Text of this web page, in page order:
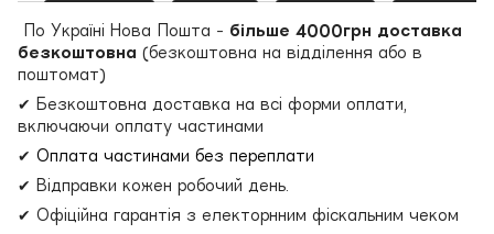
По Україні Нова Пошта - більше 4000грн доставка
безкоштовна (безкоштовна на відділення або в
поштомат)
✔ Безкоштовна доставка на всі форми оплати,
включаючи оплату частинами
✔ Оплата частинами без переплати
✔ Відправки кожен робочий день.
✔ Офіційна гарантія з електорнним фіскальним чеком